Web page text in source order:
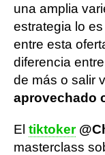
una amplia
estrategia lo
entre esta
diferencia
de más o salir
aprovechado
El tiktoker
masterclass